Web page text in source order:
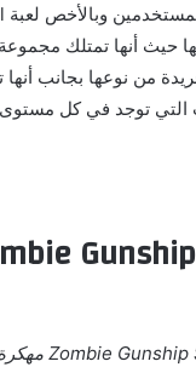
حيث أنها تمتلك
من نوعها بجانب
التي توجد في كل